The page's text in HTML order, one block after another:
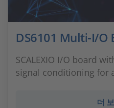
DS6101 Multi-I/O
SCALEXIO I/O board
signal conditioning for
더